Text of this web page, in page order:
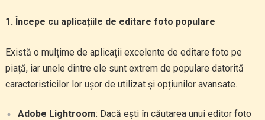
1. Începe cu aplicațiile de editare foto populare
Există o mulțime de aplicații excelente de editare foto pe
piață, iar unele dintre ele sunt extrem de populare datorită
caracteristicilor lor ușor de utilizat și opțiunilor avansate.
Adobe Lightroom: Dacă ești în căutarea unui editor foto